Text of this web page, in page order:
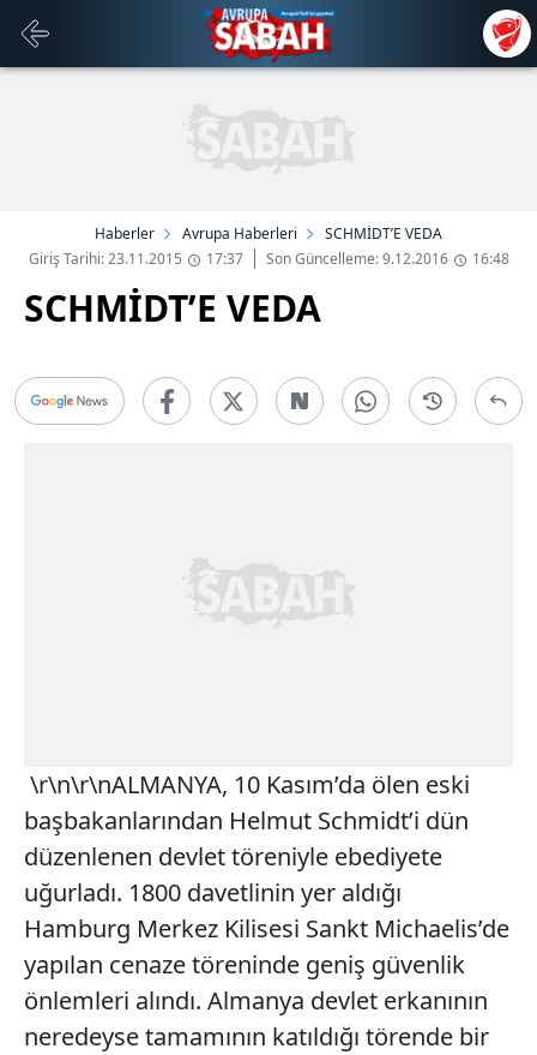
Haberler Avrupa Haberleri
SCHMİDT’E VEDA
Giriş Tarihi: 23.11.2015
17:37 Son Güncelleme: 9.12.2016 16:48
SCHMİDT’E VEDA
\r\n\r\nALMANYA, 10 Kasım’da ölen eski
başbakanlarından Helmut Schmidt’i dün
düzenlenen devlet töreniyle ebediyete
uğurladı. 1800 davetlinin yer aldığı
Hamburg Merkez Kilisesi Sankt Michaelis’de
yapılan cenaze töreninde geniş güvenlik
önlemleri alındı. Almanya devlet erkanının
neredeyse tamamının katıldığı törende bir